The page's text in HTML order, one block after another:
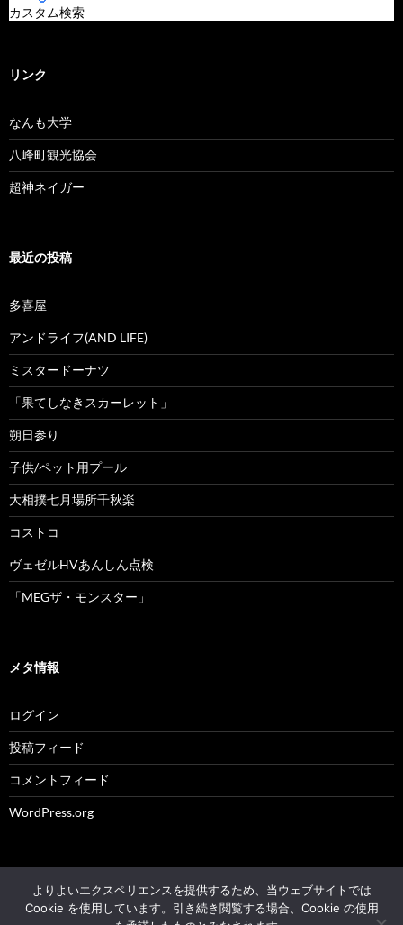
カスタム検索
リンク
なんも大学
八峰町観光協会
超神ネイガー
最近の投稿
多喜屋
アンドライフ(AND LIFE)
ミスタードーナツ
「果てしなきスカーレット」
朔日参り
子供/ペット用プール
大相撲七月場所千秋楽
コストコ
ヴェゼルHVあんしん点検
「MEGザ・モンスター」
メタ情報
ログイン
投稿フィード
コメントフィード
WordPress.org
© 2004 - 2026 NK's weblog All rights reserved.
よりよいエクスペリエンスを提供するため、当ウェブサイトでは
Cookie を使用しています。引き続き閲覧する場合、Cookie の使用